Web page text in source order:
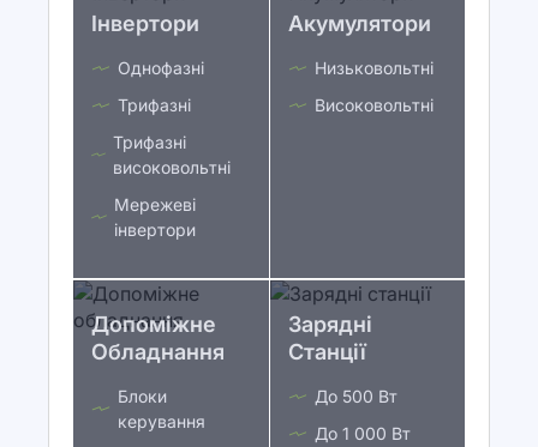
Інвертори
Однофазні
Трифазні
Трифазні
високовольтні
Мережеві
інвертори
Акумулятори
Низьковольтні
Високовольтні
Допоміжне
Обладнання
Блоки
керування
Зарядні
Станції
До 500 Вт
До 1 000 Вт